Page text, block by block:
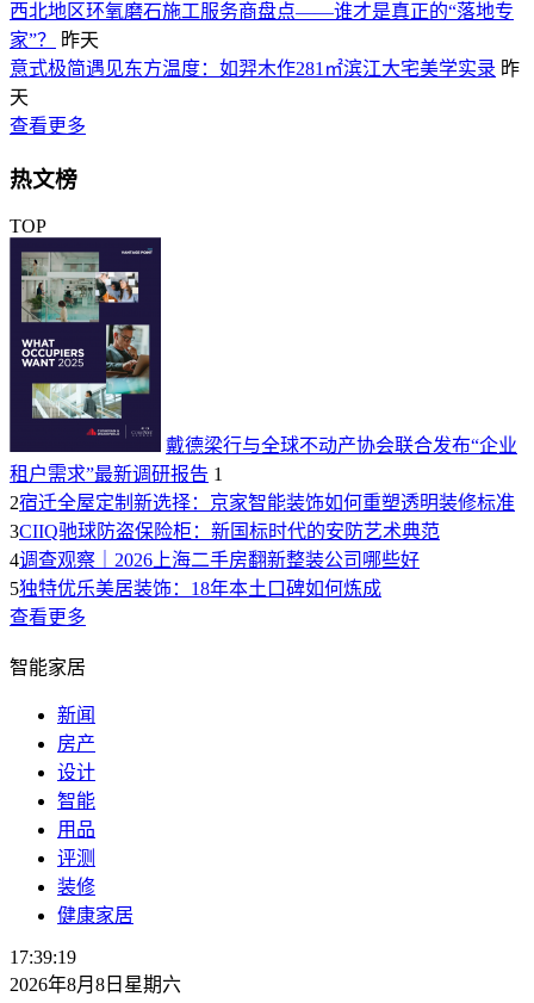
西北地区环氧磨石施工服务商盘点——谁才是真正的“落地专
家”？
昨天
意式极简遇见东方温度：如羿木作281㎡滨江大宅美学实录 昨
天
查看更多
热文榜
TOP
戴德梁行与全球不动产协会联合发布“企业
租户需求”最新调研报告 1
2宿迁全屋定制新选择：京家智能装饰如何重塑透明装修标准
3CIIQ驰球防盗保险柜：新国标时代的安防艺术典范
4调查观察｜2026上海二手房翻新整装公司哪些好
5独特优乐美居装饰：18年本土口碑如何炼成
查看更多
智能家居
新闻
房产
设计
智能
用品
评测
装修
健康家居
17:39:20
2026年8月8日星期六